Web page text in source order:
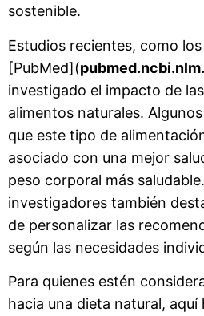
sostenible.
Estudios recientes, como
[PubMed](
investigado el impacto de
alimentos naturales.
que este tipo de
asociado con una mejor
peso corporal más
investigadores también
de personalizar las
según las necesidades
Para quienes estén
hacia una dieta natural, aquí